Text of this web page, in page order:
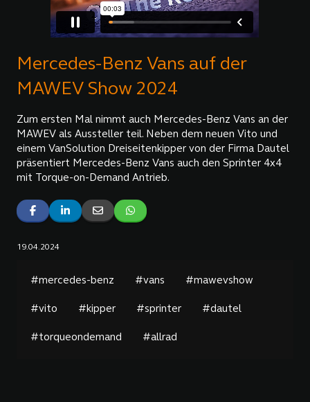
Mercedes-Benz Vans auf der
MAWEV Show 2024
Zum ersten Mal nimmt auch Mercedes-Benz Vans an der
MAWEV als Aussteller teil. Neben dem neuen Vito und
einem VanSolution Dreiseitenkipper von der Firma Dautel
präsentiert Mercedes-Benz Vans auch den Sprinter 4x4
mit Torque-on-Demand Antrieb.
19.04.2024
#mercedes-benz #vans #mawevshow
#vito #kipper #sprinter #dautel
#torqueondemand #allrad